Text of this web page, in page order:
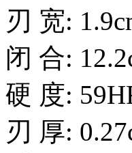
刃 宽:
闭 合:
硬 度:
刃 厚: